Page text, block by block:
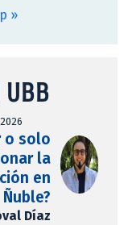
»
UBB
o solo
la
en
Ñuble?
Díaz